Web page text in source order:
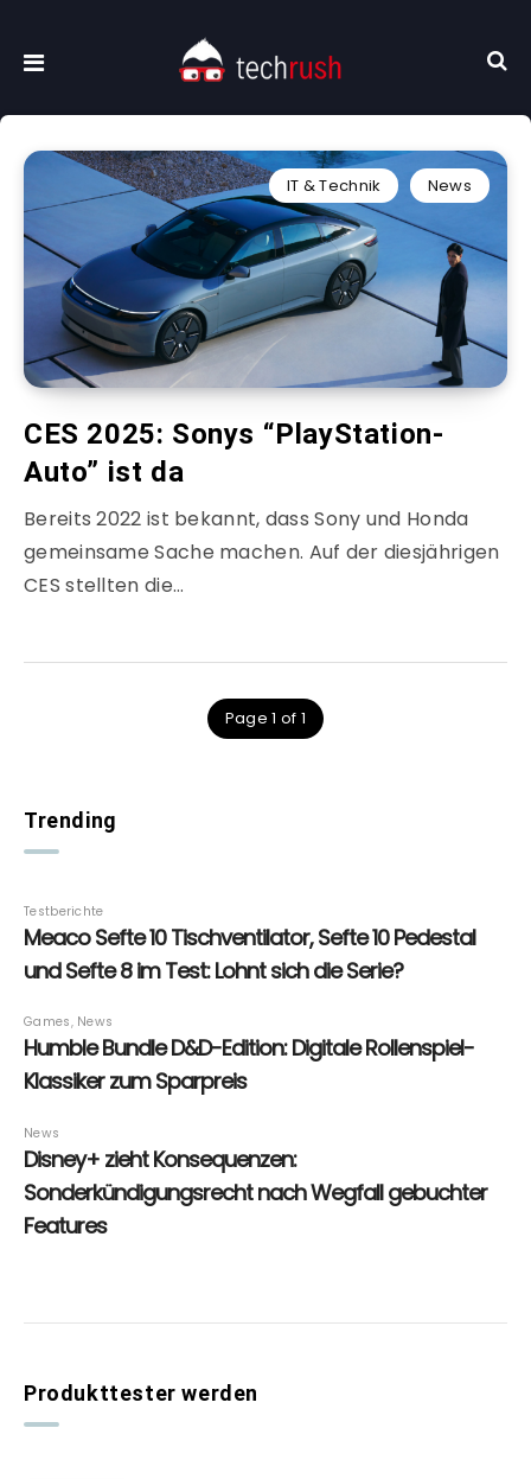
IT & Technik News
CES 2025: Sonys “PlayStation-
Auto” ist da
Bereits 2022 ist bekannt, dass Sony und Honda
gemeinsame Sache machen. Auf der diesjährigen
CES stellten die…
Page 1 of 1
Trending
Produkttester werden